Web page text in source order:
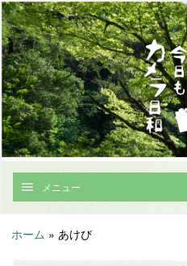
メニュー
ホーム » あけび